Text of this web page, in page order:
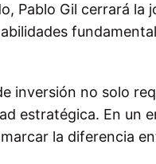
Pablo Gil cerrará la
inversión no solo
estratégica. En un
la diferencia